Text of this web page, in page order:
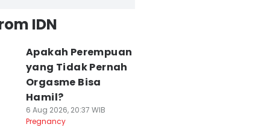
IDN
Apakah Perempuan
yang Tidak Pernah
Orgasme Bisa
Hamil?
6 Aug 2026, 20:37 WIB
Pregnancy